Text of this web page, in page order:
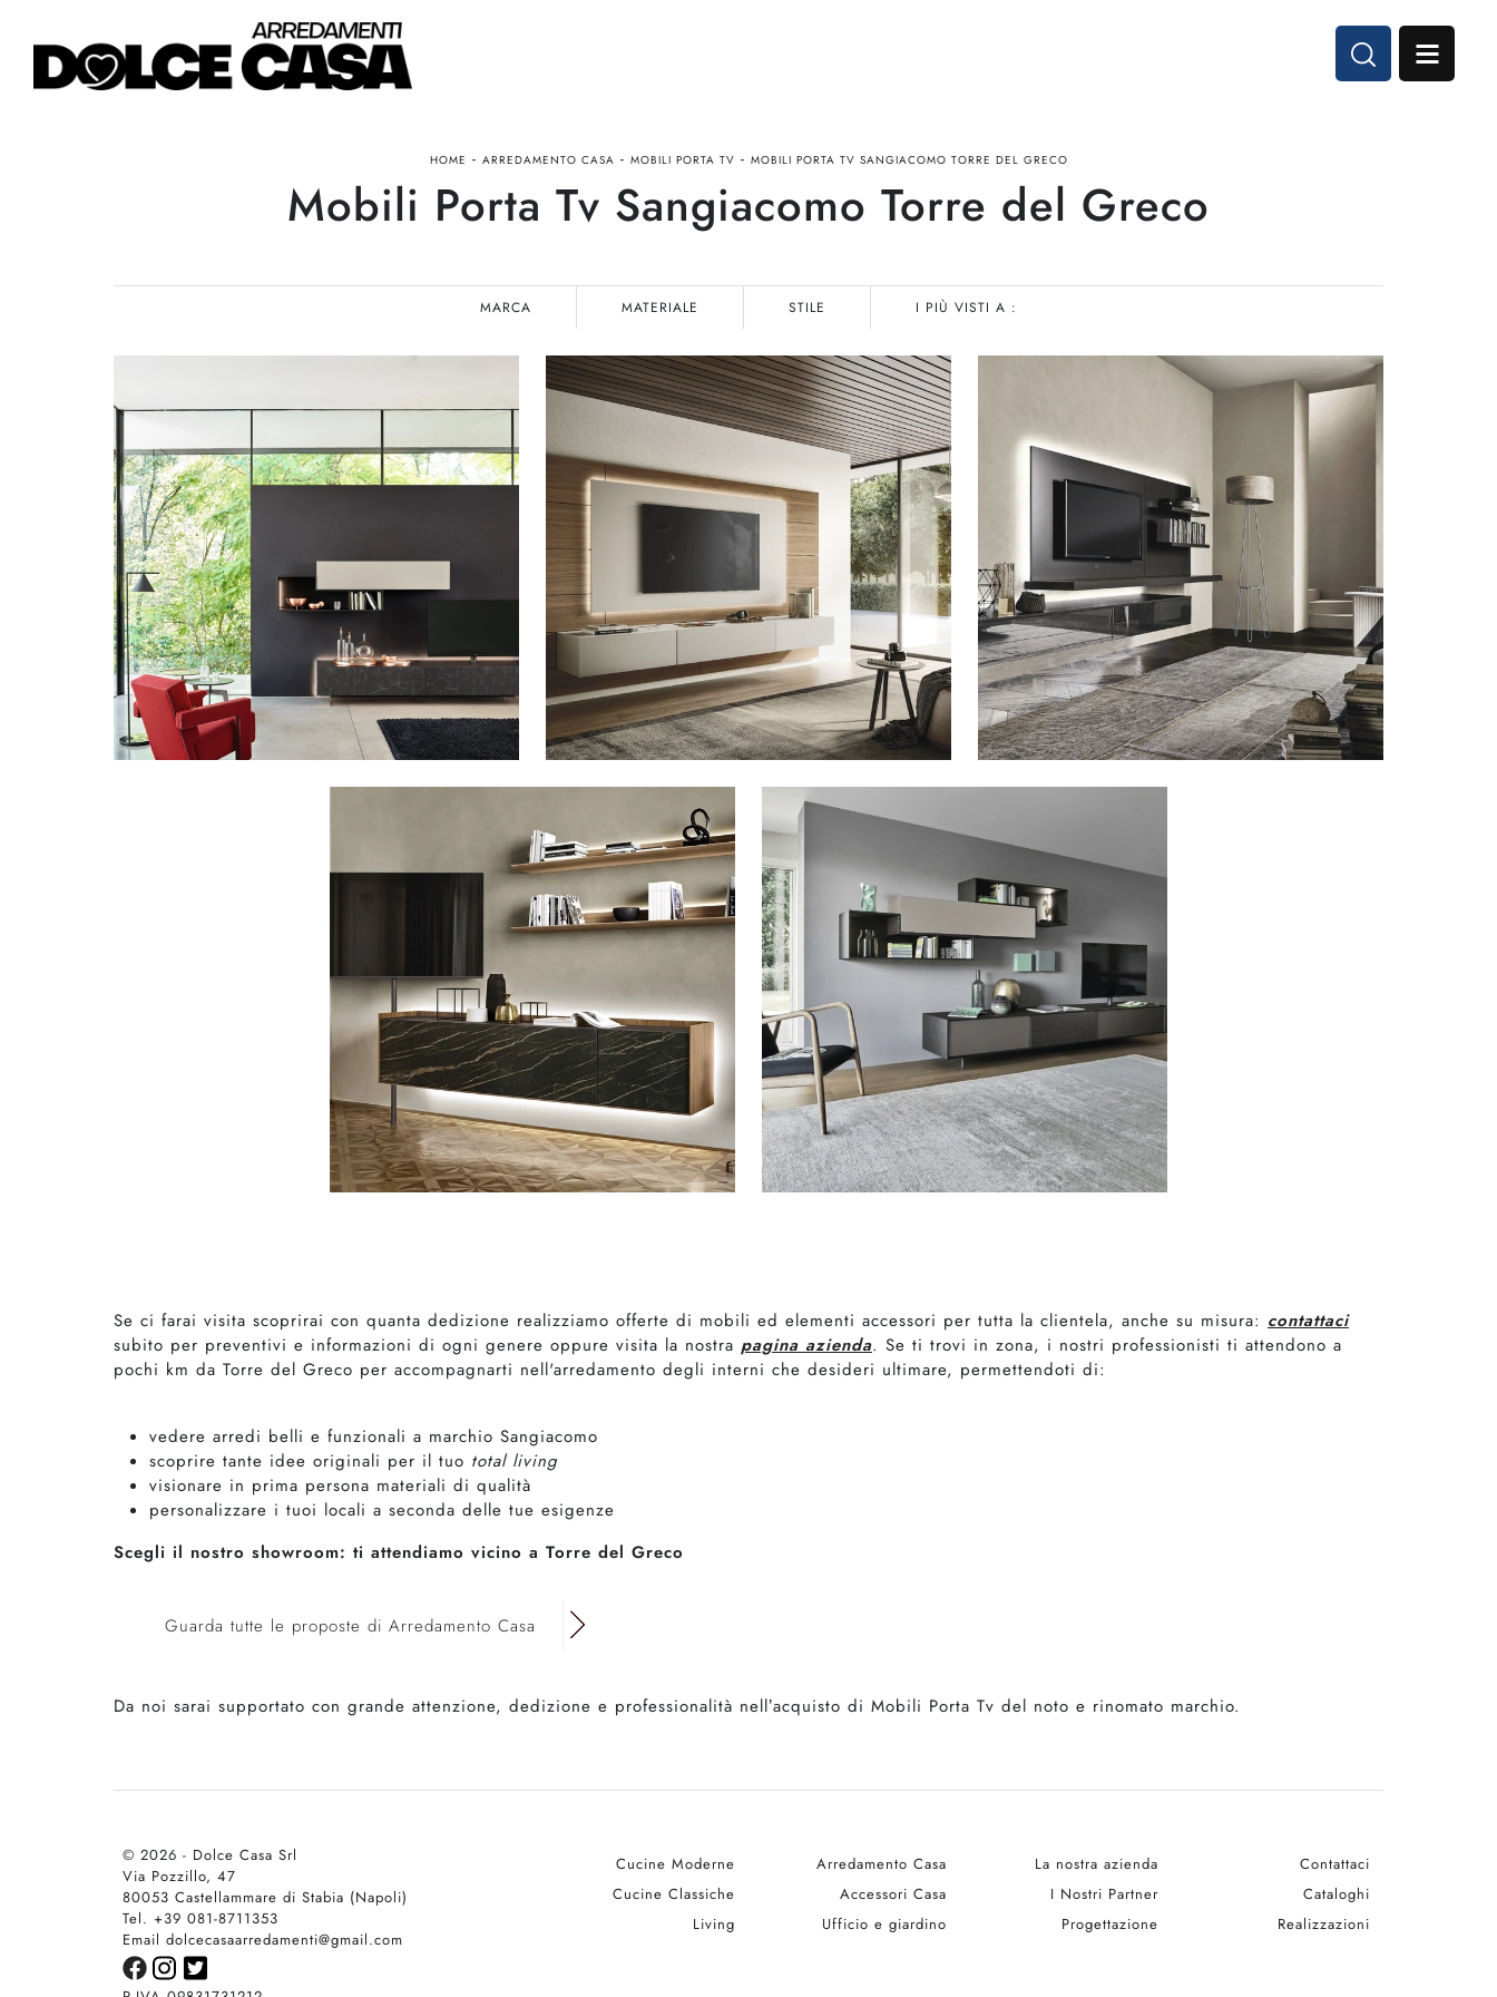
HOME - ARREDAMENTO CASA - MOBILI PORTA TV - MOBILI PORTA TV SANGIACOMO TORRE DEL GRECO
Mobili Porta Tv Sangiacomo Torre del Greco
MARCA MATERIALE STILE I PIÙ VISTI A :
Se ci farai visita scoprirai con quanta dedizione realizziamo offerte di mobili ed elementi accessori per tutta la clientela, anche su misura: contattaci
subito per preventivi e informazioni di ogni genere oppure visita la nostra pagina azienda. Se ti trovi in zona, i nostri professionisti ti attendono a
pochi km da Torre del Greco per accompagnarti nell'arredamento degli interni che desideri ultimare, permettendoti di:
vedere arredi belli e funzionali a marchio Sangiacomo
scoprire tante idee originali per il tuo total living
visionare in prima persona materiali di qualità
personalizzare i tuoi locali a seconda delle tue esigenze
Scegli il nostro showroom: ti attendiamo vicino a Torre del Greco
Guarda tutte le proposte di Arredamento Casa
Da noi sarai supportato con grande attenzione, dedizione e professionalità nell’acquisto di Mobili Porta Tv del noto e rinomato marchio.
© 2026 - Dolce Casa Srl
Via Pozzillo, 47
80053 Castellammare di Stabia (Napoli)
Tel. +39 081-8711353
Email dolcecasaarredamenti@gmail.com
Cucine Moderne
Cucine Classiche
Living
Arredamento Casa
Accessori Casa
Ufficio e giardino
La nostra azienda
I Nostri Partner
Progettazione
Contattaci
Cataloghi
Realizzazioni